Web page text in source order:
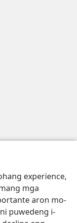
experience,
mga
aron mo-
puwedeng i-